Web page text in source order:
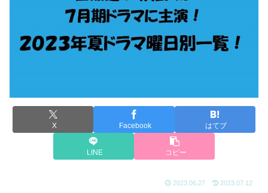
X Facebook はてブ
LINE コピー
2023.06.27 2023.07.12